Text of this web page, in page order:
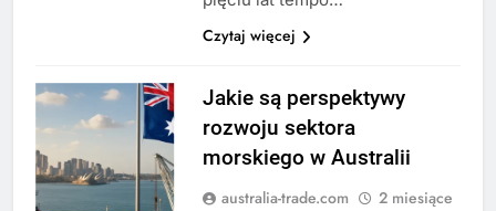
Czytaj więcej
Jakie są perspektywy
rozwoju sektora
morskiego w Australii
australia-trade.com
2 miesiące